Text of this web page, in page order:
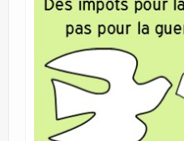
Informations
Créativité
Blog
Signez